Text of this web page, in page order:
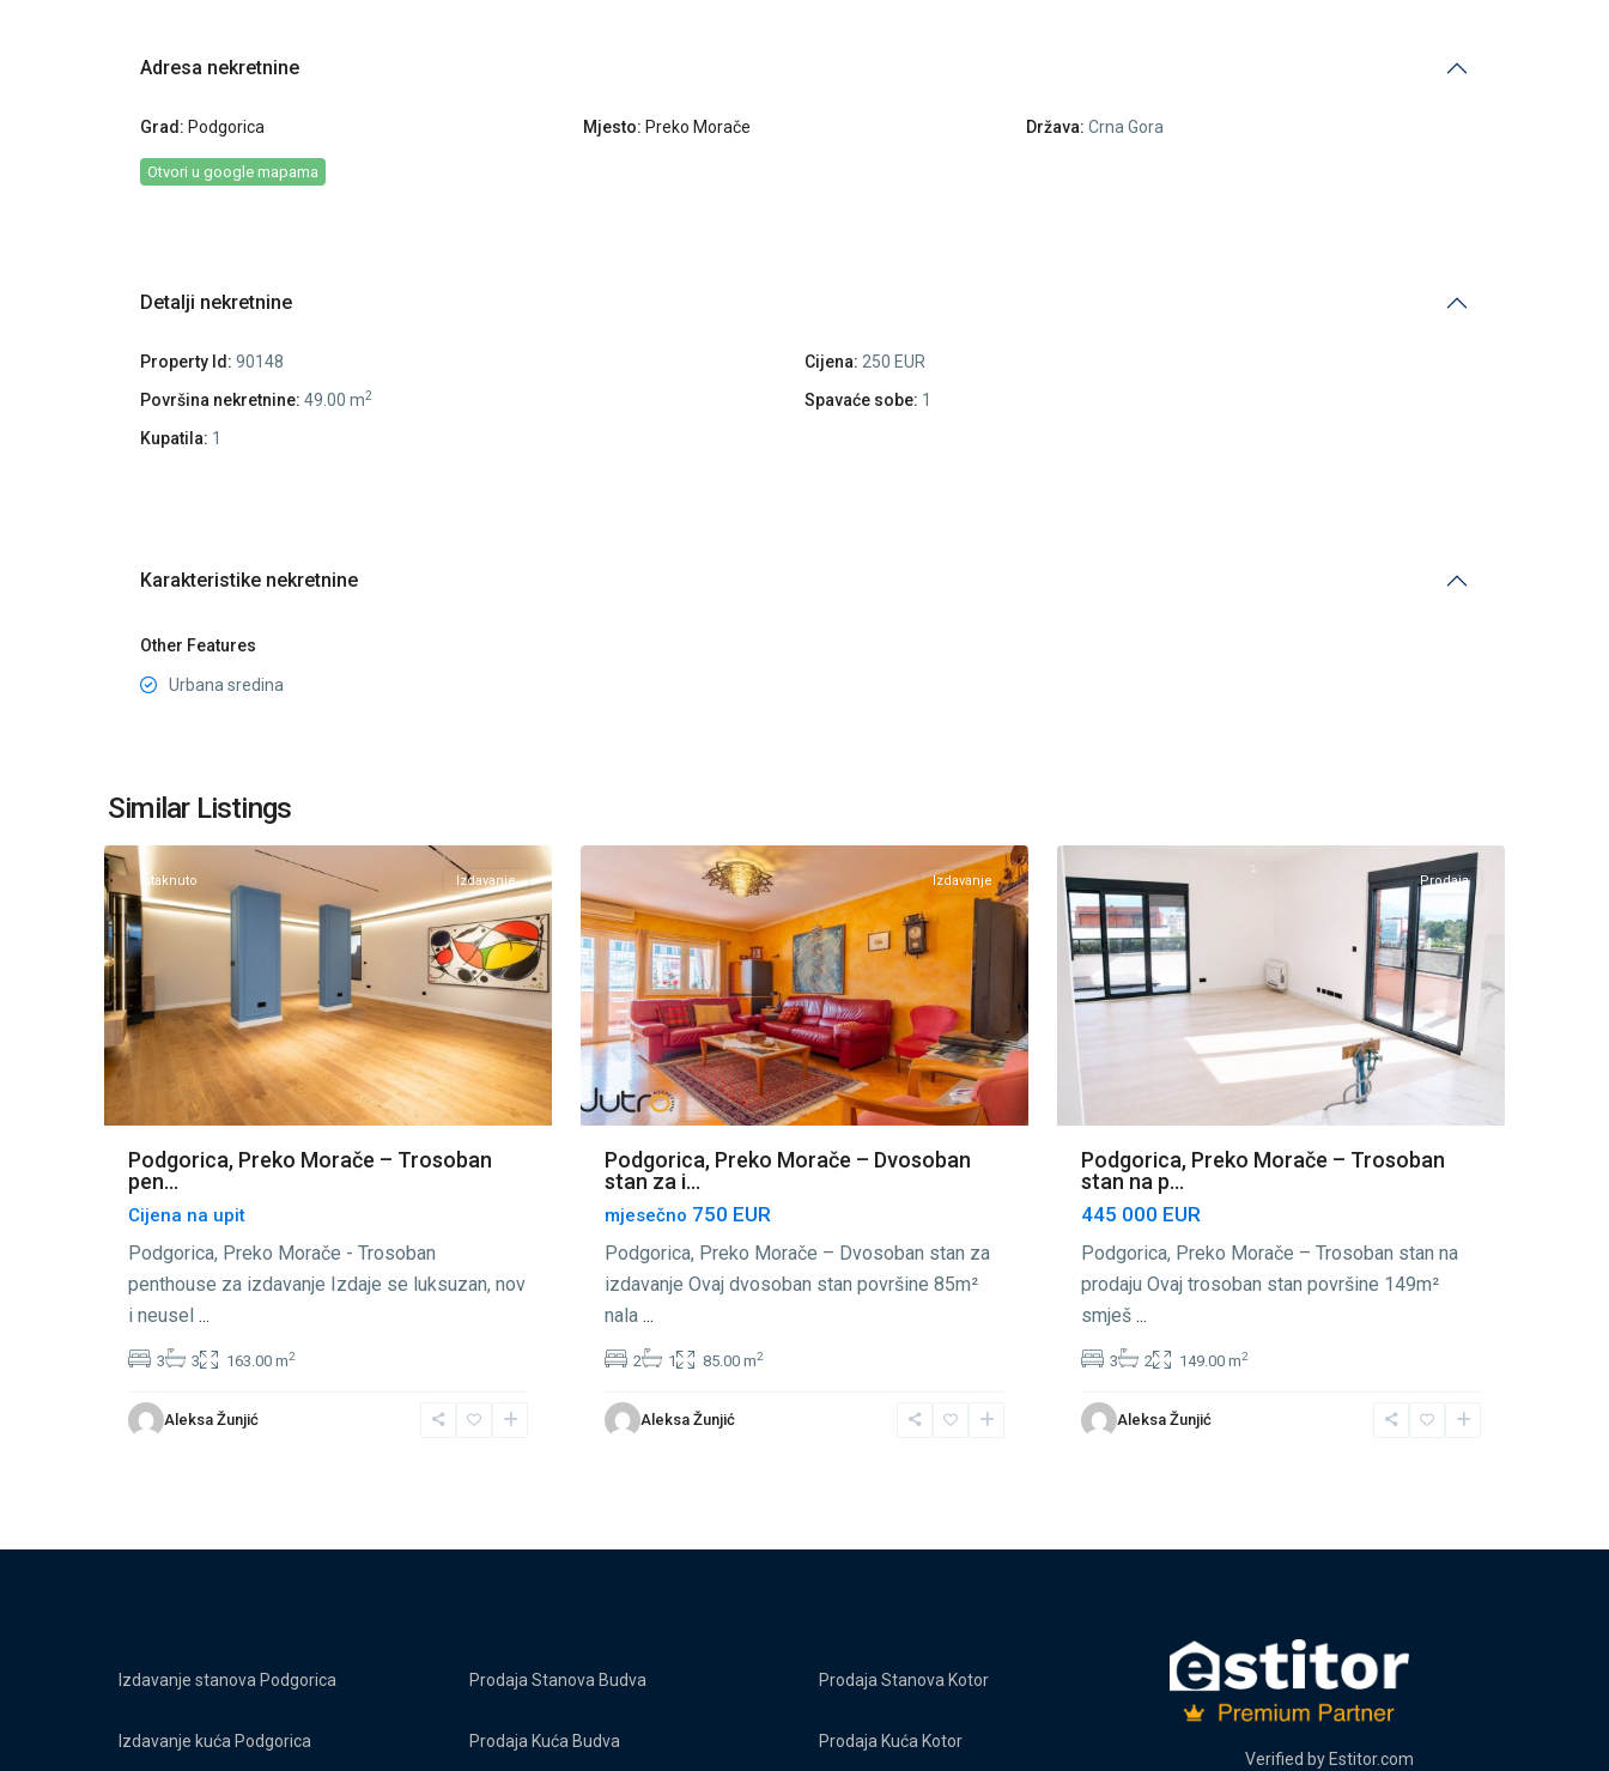
Adresa nekretnine
Grad: Podgorica Mjesto: Preko Morače Država: Crna Gora
Otvori u google mapama
Detalji nekretnine
Property Id: 90148 Cijena: 250 EUR
Površina nekretnine: 49.00 m2 Spavaće sobe: 1
Kupatila: 1
Karakteristike nekretnine
Other Features
Urbana sredina
Similar Listings
Morače
Podgorica
Istaknuto Izdavanje
Podgorica, Preko Morače – Trosoban
pen...
Cijena na upit
Podgorica, Preko Morače - Trosoban
penthouse za izdavanje Izdaje se luksuzan, nov
i neusel ...
3 3 163.00 m2
Aleksa Žunjić
Izdavanje
Podgorica, Preko Morače – Dvosoban
stan za i...
mjesečno 750 EUR
Podgorica, Preko Morače – Dvosoban stan za
izdavanje Ovaj dvosoban stan površine 85m²
nala ...
2 1 85.00 m2
Aleksa Žunjić
Prodaja
Podgorica, Preko Morače – Trosoban
stan na p...
445 000 EUR
Podgorica, Preko Morače – Trosoban stan na
prodaju Ovaj trosoban stan površine 149m²
smješ ...
3 2 149.00 m2
Aleksa Žunjić
Izdavanje stanova Podgorica
Izdavanje kuća Podgorica
Prodaja Stanova Budva
Prodaja Kuća Budva
Prodaja Stanova Kotor
Prodaja Kuća Kotor
Verified by Estitor.com